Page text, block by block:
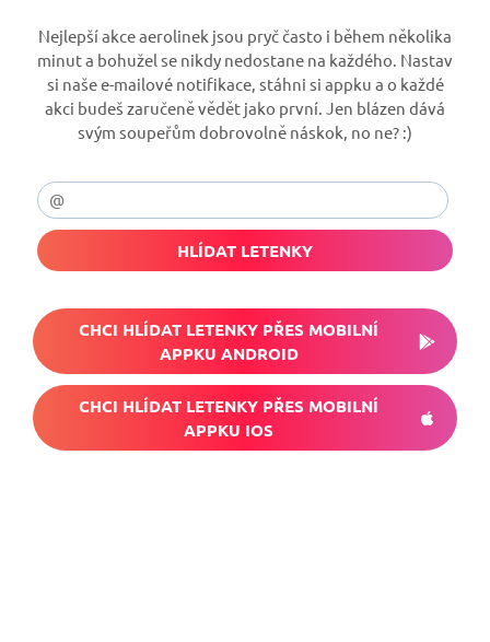
Nejlepší akce aerolinek jsou pryč často i během několika
minut a bohužel se nikdy nedostane na každého. Nastav
si naše e-mailové notifikace, stáhni si appku a o každé
akci budeš zaručeně vědět jako první. Jen blázen dává
svým soupeřům dobrovolně náskok, no ne? :)
HLÍDAT LETENKY
CHCI HLÍDAT LETENKY PŘES MOBILNÍ
APPKU ANDROID
CHCI HLÍDAT LETENKY PŘES MOBILNÍ
APPKU IOS